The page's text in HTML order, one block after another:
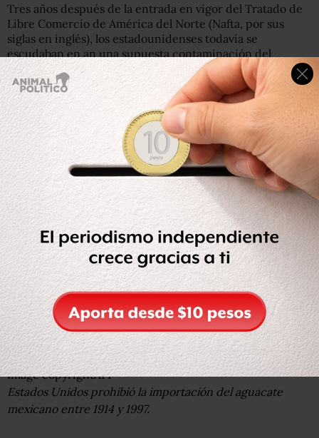
Tres años después de la entrada en vigor del Tratado de
Libre Comercio de América del Norte (Nafta, por sus
siglas en inglés), los estadounidenses todavía se
escudaban en an una supuesta contaminación del
producto por la mosca de la fruta, mientras que los
mexicanos veían a las restricciones como competencia
desleal.
Y el levantamiento de la prohibición se dio poco a poco:
hasta 2004, los aguacates mexicanos podían ingresar a 31
estados y sólo durante los meses de octubre a abril.
Image copyrightAFP
Estados Unidos prohibió la importación del aguacate
mexicano entre 1914 y 1997.